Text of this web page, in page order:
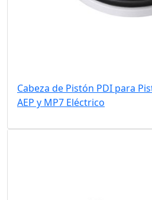
Cabeza de Pistón PDI para
AEP y MP7 Eléctrico